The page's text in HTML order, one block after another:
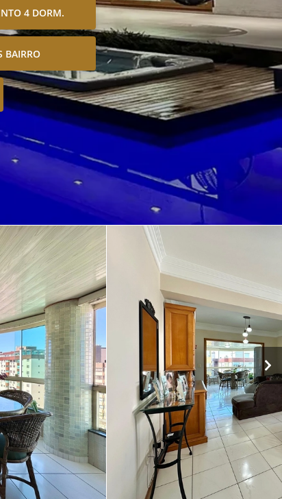
4 DORM.
BAIRRO